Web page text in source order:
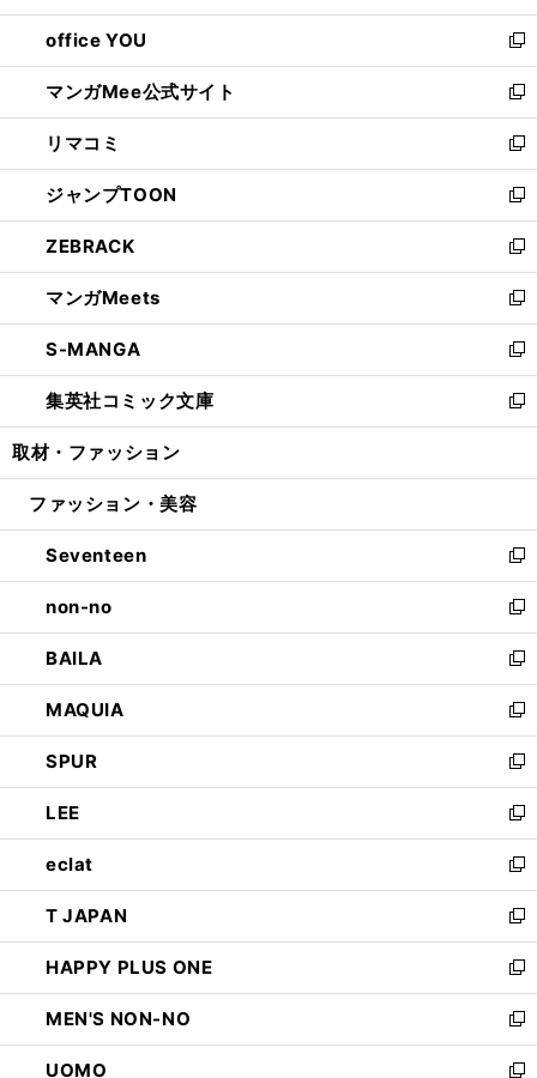
開
く
ウ
で
開
く
ウ
ィ
ン
ド
ウ
で
開
く
し
い
ウ
ィ
ン
ド
ウ
で
開
く
office YOU
新
し
い
ウ
ィ
ン
ド
ウ
で
開
く
マンガMee公式サイト
新
し
い
ウ
ィ
ン
ド
ウ
で
開
く
リマコミ
新
し
い
ウ
ィ
ン
ド
ウ
で
開
く
ジャンプTOON
新
し
い
ウ
ィ
ン
ド
ウ
で
開
ZEBRACK
新
し
い
ウ
ィ
ン
ド
ウ
開
マンガMeets
新
し
い
ウ
ィ
ン
ウ
開
く
S-MANGA
新
し
い
ウ
ン
ウ
で
開
く
集英社コミック文庫
新
し
ウ
ン
ド
ウ
で
開
く
取材・ファッション
ファッション・美容
Seventeen
新
し
い
ウ
ィ
ン
ド
ウ
で
開
く
non-no
新
し
い
ウ
ィ
ン
ド
ウ
で
開
く
BAILA
新
し
い
ウ
ィ
ン
ド
ウ
で
開
く
MAQUIA
新
し
い
ウ
ィ
ン
ド
ウ
で
開
く
SPUR
新
し
い
ウ
ィ
ン
ド
ウ
で
開
く
LEE
新
し
い
ウ
ィ
ン
ド
ウ
で
開
く
eclat
新
し
い
ウ
ィ
ン
ド
ウ
で
T JAPAN
新
し
い
ウ
ィ
ン
ド
HAPPY PLUS ONE
新
し
い
ウ
ィ
MEN'S NON-NO
新
し
UOMO